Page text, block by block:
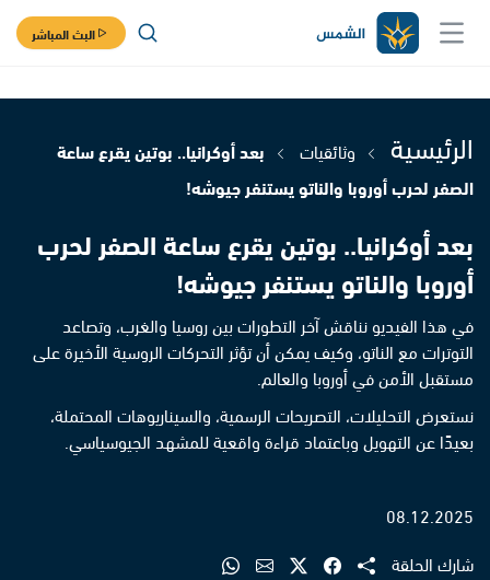
البث المباشر
الرئيسية وثائقيات
بعد أوكرانيا.. بوتين يقرع ساعة
الصفر لحرب أوروبا والناتو يستنفر جيوشه!
بعد أوكرانيا.. بوتين يقرع ساعة الصفر لحرب
أوروبا والناتو يستنفر جيوشه!
في هذا الفيديو نناقش آخر التطورات بين روسيا والغرب، وتصاعد
التوترات مع الناتو، وكيف يمكن أن تؤثر التحركات الروسية الأخيرة على
مستقبل الأمن في أوروبا والعالم.
نستعرض التحليلات، التصريحات الرسمية، والسيناريوهات المحتملة،
بعيدًا عن التهويل وباعتماد قراءة واقعية للمشهد الجيوسياسي.
08.12.2025
شارك الحلقة